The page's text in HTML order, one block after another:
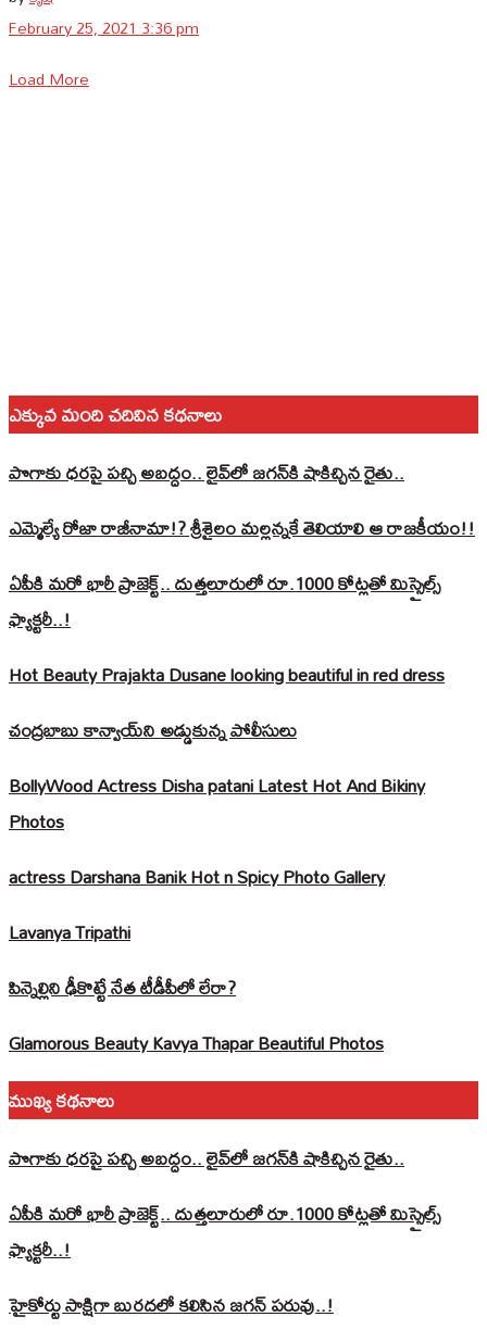
February 25, 2021 3:36 pm
Load More
ఎక్కువ మంది చదివిన కధనాలు
పొగాకు ధరపై పచ్చి అబద్దం.. లైవ్‌లో జగన్‌కి షాకిచ్చిన రైతు..
ఎమ్మెల్యే రోజా రాజీనామా!? శ్రీశైలం మల్లన్నకే తెలియాలి ఆ రాజకీయం!!
ఏపీకి మరో భారీ ప్రాజెక్ట్.. దుత్తలూరులో రూ.1000 కోట్లతో మిస్సైల్స్
ఫ్యాక్టరీ..!
Hot Beauty Prajakta Dusane looking beautiful in red dress
చంద్రబాబు కాన్వాయ్‌ని అడ్డుకున్న పోలీసులు
BollyWood Actress Disha patani Latest Hot And Bikiny
Photos
actress Darshana Banik Hot n Spicy Photo Gallery
Lavanya Tripathi
పిన్నెల్లిని ఢీకొట్టే నేత టీడీపీలో లేరా?
Glamorous Beauty Kavya Thapar Beautiful Photos
ముఖ్య కథనాలు
పొగాకు ధరపై పచ్చి అబద్దం.. లైవ్‌లో జగన్‌కి షాకిచ్చిన రైతు..
ఏపీకి మరో భారీ ప్రాజెక్ట్.. దుత్తలూరులో రూ.1000 కోట్లతో మిస్సైల్స్
ఫ్యాక్టరీ..!
హైకోర్టు సాక్షిగా బురదలో కలిసిన జగన్ పరువు..!